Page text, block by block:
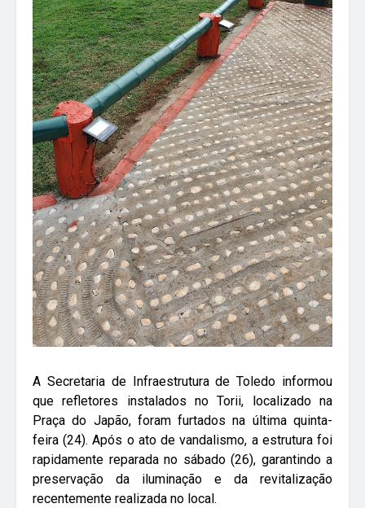
A Secretaria de Infraestrutura de Toledo informou
que refletores instalados no Torii, localizado na
Praça do Japão, foram furtados na última quinta-
feira (24). Após o ato de vandalismo, a estrutura foi
rapidamente reparada no sábado (26), garantindo a
preservação da iluminação e da revitalização
recentemente realizada no local.